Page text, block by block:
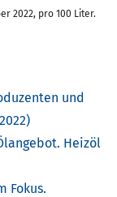
2022, pro 100 Liter.
und
Heizöl
Fokus.